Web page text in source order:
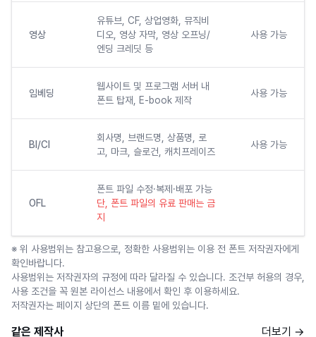
영상
유튜브, CF, 상업영화, 뮤직비
디오, 영상 자막, 영상 오프닝/
엔딩 크레딧 등
사용 가능
임베딩
웹사이트 및 프로그램 서버 내
폰트 탑재, E-book 제작
사용 가능
BI/CI
회사명, 브랜드명, 상품명, 로
고, 마크, 슬로건, 캐치프레이즈
사용 가능
OFL
폰트 파일 수정·복제·배포 가능
단, 폰트 파일의 유료 판매는 금
지
※ 위 사용범위는 참고용으로, 정확한 사용범위는 이용 전 폰트 저작권자에게
확인바랍니다.
사용범위는 저작권자의 규정에 따라 달라질 수 있습니다. 조건부 허용의 경우,
사용 조건을 꼭 원본 라이선스 내용에서 확인 후 이용하세요.
저작권자는 페이지 상단의 폰트 이름 밑에 있습니다.
같은 제작사 더보기 →